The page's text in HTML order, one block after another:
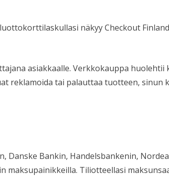
näkyy Checkout
asiakkaalle. Verkkokauppa huolehtii
reklamoida tai palauttaa tuotteen, sinun
Danske Bankin, Handelsbankenin,
maksupainikkeilla. Tiliotteellasi